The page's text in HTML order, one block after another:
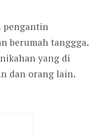
pengantin
berumah tanggga.
yang di
dan orang lain.